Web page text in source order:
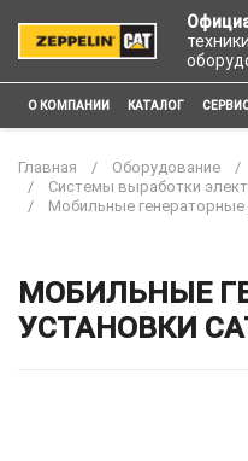
О КОМПАНИИ КАТАЛОГ
Главная Оборудование
Системы выработки
Мобильные генераторные
МОБИЛЬНЫЕ
УСТАНОВКИ